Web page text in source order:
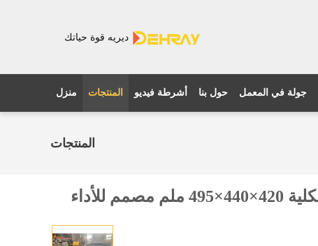
ديريه قوة حياتك
منزل المنتجات أشرطة فيديو حول بنا جولة في المعمل
المنتجات